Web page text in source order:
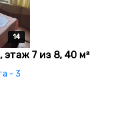
14
14
14
14
14
этаж 7 из 8, 40 м²
- 3